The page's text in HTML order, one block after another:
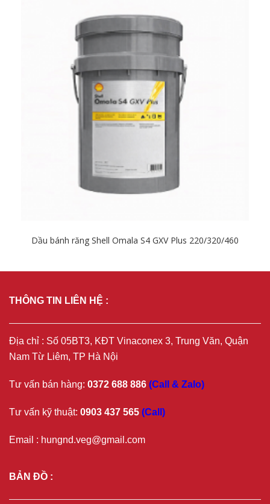
Dầu bánh răng Shell Omala S4 GXV Plus 220/320/460
Chi tiết
THÔNG TIN LIÊN HỆ :
Địa chỉ : Số 05BT3, KĐT Vinaconex 3, Trung Văn, Quận
Nam Từ Liêm, TP Hà Nội
Tư vấn bán hàng: 0372 688 886 (Call & Zalo)
Tư vấn kỹ thuật: 0903 437 565 (Call)
Email : hungnd.veg@gmail.com
BẢN ĐỒ :